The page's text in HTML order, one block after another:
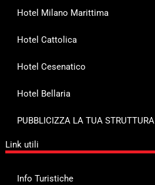
Hotel Milano Marittima
Hotel Cattolica
Hotel Cesenatico
Hotel Bellaria
PUBBLICIZZA LA TUA STRUTTURA
Link utili
Info Turistiche